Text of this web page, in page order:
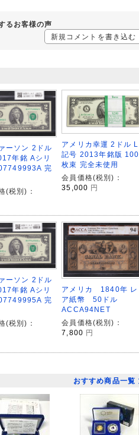
るお客様の声
新規コメントを書き込む
ーソン 2ドル
年銘 Aシリ
完
(税別)：
アメリカ幸運 2ドル L
記号 2013年銘版 100
枚束 完全未使用
会員価格(税別)：
35,000 円
ーソン 2ドル
年銘 Aシリ
完
(税別)：
アメリカ 1840年 レ
ア紙幣 50ドル
ACCA94NET
会員価格(税別)：
7,800 円
おすすめ商品一覧